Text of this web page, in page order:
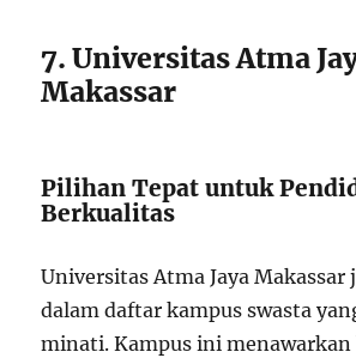
7. Universitas Atma
Makassar
Pilihan Tepat untuk
Berkualitas
Universitas Atma Jaya Makassar
dalam daftar kampus swasta
minati. Kampus ini menawarkan